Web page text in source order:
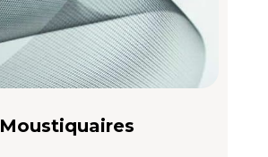
Moustiquaires